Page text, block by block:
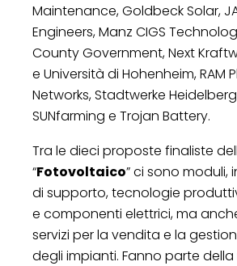
Maintenance, Goldbeck Solar,
Engineers, Manz CIGS
County Government, Next
e Università di Hohenheim, RAM
Networks, Stadtwerke
SUNfarming e Trojan Battery.
Tra le dieci proposte finaliste
“Fotovoltaico” ci sono moduli,
di supporto, tecnologie
e componenti elettrici, ma
servizi per la vendita e la
degli impianti. Fanno parte